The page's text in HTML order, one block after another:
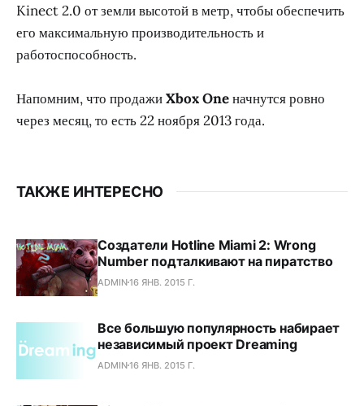
Kinect 2.0 от земли высотой в метр, чтобы обеспечить
его максимальную производительность и
работоспособность.
Напомним, что продажиXbox Oneначнутся ровно
через месяц, то есть 22 ноября 2013 года.
ТАКЖЕ ИНТЕРЕСНО
Создатели Hotline Miami 2: Wrong
Number подталкивают на пиратство
ADMIN16 ЯНВ. 2015 Г.
Все большую популярность набирает
независимый проект Dreaming
ADMIN16 ЯНВ. 2015 Г.